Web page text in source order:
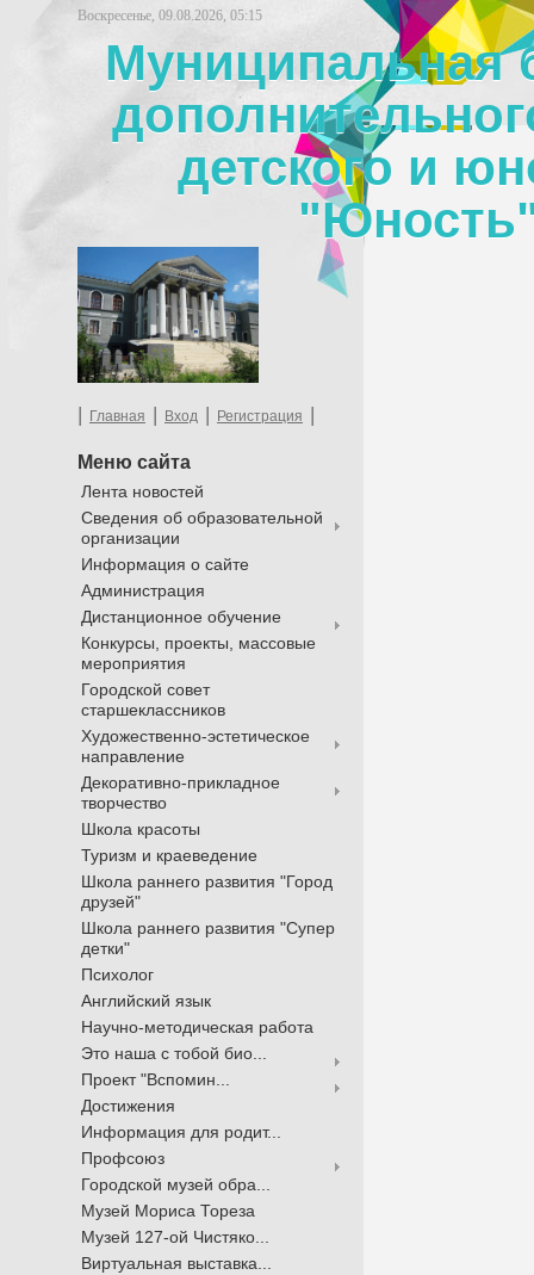
Воскресенье, 09.08.2026, 05:15
Муниципальная
детского и
| Главная | Вход | Регистрация |
Меню сайта
Лента новостей
Сведения об образовательной
организации
Информация о сайте
Администрация
Дистанционное обучение
Конкурсы, проекты, массовые
мероприятия
Городской совет
старшеклассников
Художественно-эстетическое
направление
Декоративно-прикладное
творчество
Школа красоты
Туризм и краеведение
Школа раннего развития "Город
друзей"
Школа раннего развития "Супер
детки"
Психолог
Английский язык
Научно-методическая работа
Это наша с тобой био...
Проект "Вспомин...
Достижения
Информация для родит...
Профсоюз
Городской музей обра...
Музей Мориса Тореза
Музей 127-ой Чистяко...
Виртуальная выставка...